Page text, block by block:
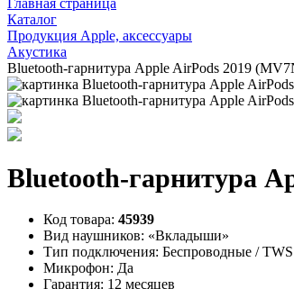
Главная страница
Каталог
Продукция Apple, аксессуары
Акустика
Bluetooth-гарнитура Apple AirPods 2019
Bluetooth-гарнитура
Код товара: 45939
Вид наушников: «Вкладыши»
Тип подключения: Беспроводные / TWS
Микрофон: Да
Гарантия: 12 месяцев